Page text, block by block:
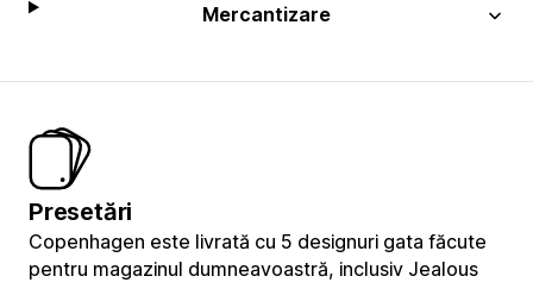
Mercantizare
Presetări
Copenhagen este livrată cu 5 designuri gata făcute
pentru magazinul dumneavoastră, inclusiv Jealous